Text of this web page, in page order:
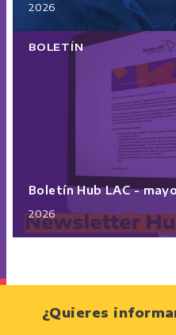
2026
BOLETÍN
Boletín Hub LAC -
2026
¿Quieres